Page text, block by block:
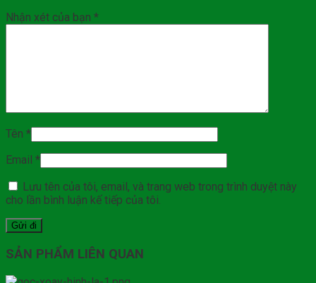
Nhận xét của bạn *
Tên *
Email *
Lưu tên của tôi, email, và trang web trong trình duyệt này
cho lần bình luận kế tiếp của tôi.
SẢN PHẨM LIÊN QUAN